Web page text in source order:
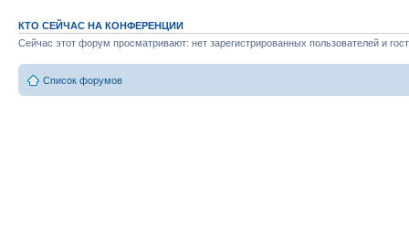
КТО СЕЙЧАС НА КОНФЕРЕНЦИИ
Сейчас этот форум просматривают: нет зарегистрированных пользователей и
Список форумов